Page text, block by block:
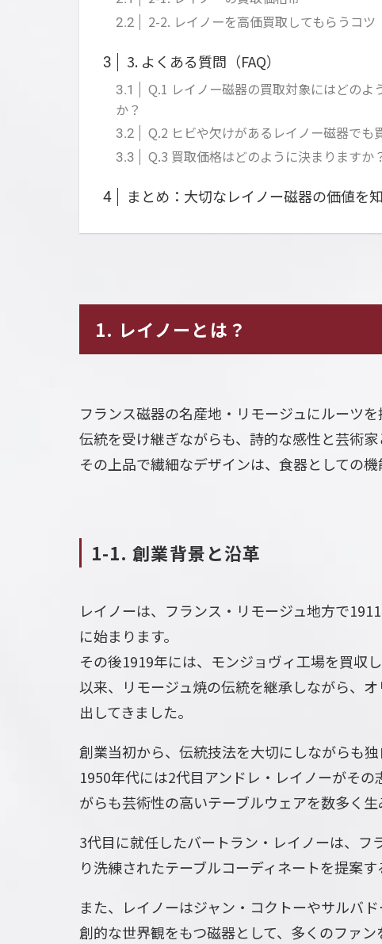
2.2 2-2. レイノーを高価買取してもらうコツ
3 3. よくある質問（FAQ）
3.1
Q.1 レイノー磁器の買取対象にはどのよ
か？
3.2 Q.2 ヒビや欠けがあるレイノー磁器でも
3.3 Q.3 買取価格はどのように決まりますか
4 まとめ：大切なレイノー磁器の価値を
1. レイノーとは？
フランス磁器の名産地・リモージュにルーツ
伝統を受け継ぎながらも、詩的な感性と芸術
その上品で繊細なデザインは、食器としての
1-1. 創業背景と沿革
レイノーは、フランス・リモージュ地方で
に始まります。
その後1919年には、モンジョヴィ工場を買収
以来、リモージュ焼の伝統を継承しながら、
出してきました。
創業当初から、伝統技法を大切にしながらも
1950年代には2代目アンドレ・レイノーがそ
がらも芸術性の高いテーブルウェアを数多く生
3代目に就任したバートラン・レイノーは、
り洗練されたテーブルコーディネートを提案
また、レイノーはジャン・コクトーやサルバ
創的な世界観をもつ磁器として、多くのファン